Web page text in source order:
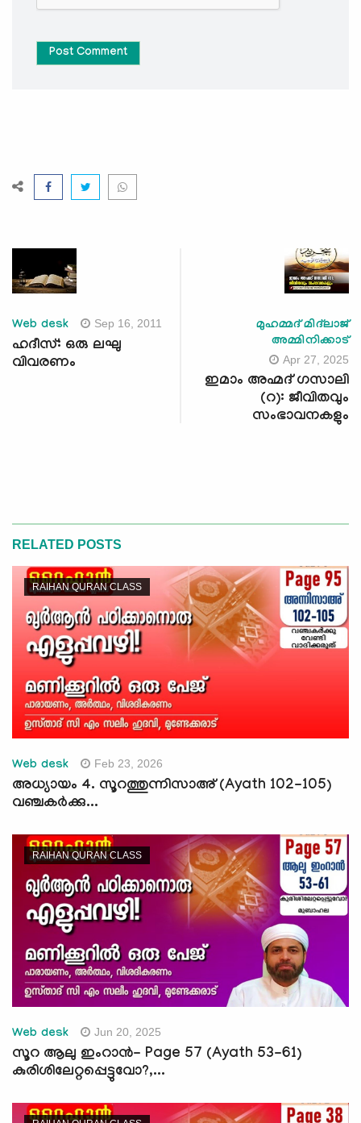
Post Comment
Web desk Sep 16, 2011
ഹദീസ്: ഒരു ലഘു
വിവരണം
മുഹമ്മദ് മിദ്‌ലാജ്
അമ്മിനിക്കാട്
Apr 27, 2025
ഇമാം അഹ്മദ് ഗസാലി
(റ): ജീവിതവും
സംഭാവനകളും
RELATED POSTS
RAIHAN QURAN CLASS
Web desk Feb 23, 2026
അധ്യായം 4. സൂറത്തുന്നിസാഅ് (Ayath 102-105)
വഞ്ചകര്‍ക്കു...
RAIHAN QURAN CLASS
Web desk Jun 20, 2025
സൂറ ആലു ഇംറാന്‍- Page 57 (Ayath 53-61)
കുരിശിലേറ്റപ്പെട്ടുവോ?,...